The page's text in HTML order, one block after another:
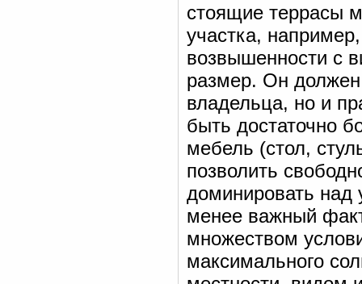
стоящие террасы
участка,
возвышенности с
размер. Он
владельца, но и
быть достаточно
мебель (стол,
позволить
доминировать над
менее важный
множеством
максимального